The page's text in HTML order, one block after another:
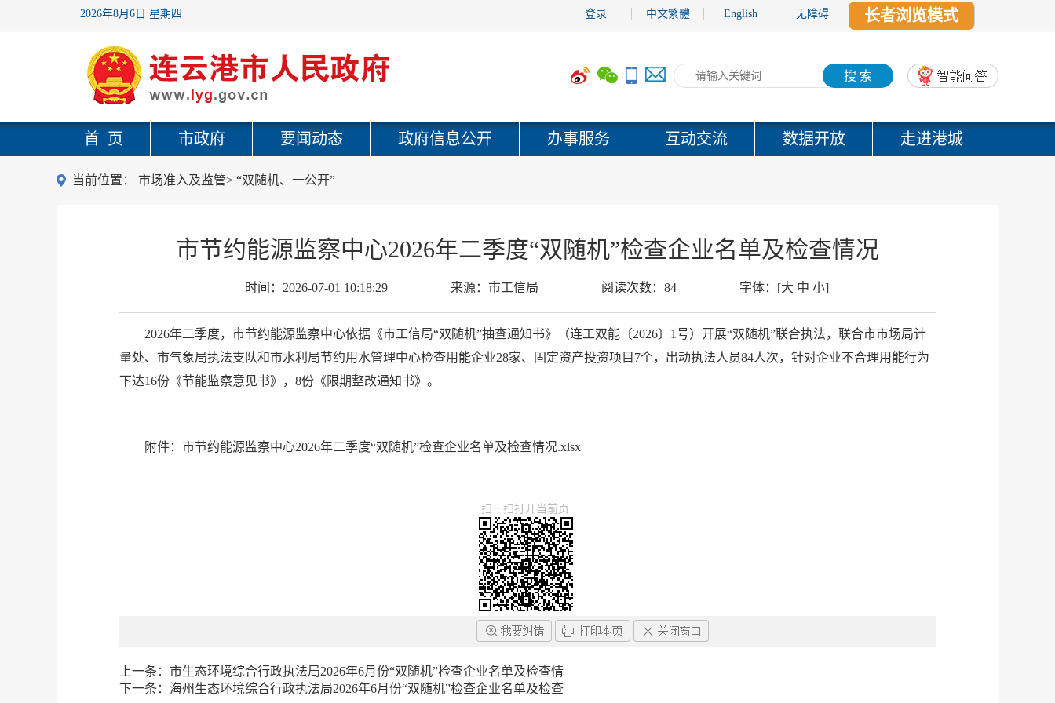
2026年8月6日 星期四 登录 中文繁體 English 无障碍 长者浏览模式
搜 索
首 页 市政府 要闻动态 政府信息公开 办事服务 互动交流 数据开放 走进港城
当前位置： 市场准入及监管> “双随机、一公开”
市节约能源监察中心2026年二季度“双随机”检查企业名单及检查情况
时间： 2026-07-01 10:18:29 来源： 市工信局 阅读次数： 84 字体： [大 中 小]
2026年二季度，市节约能源监察中心依据《市工信局“双随机”抽查通知书》（连工双能〔2026〕1号）开展“双随机”联合执法，联合市市场局计
量处、市气象局执法支队和市水利局节约用水管理中心检查用能企业28家、固定资产投资项目7个，出动执法人员84人次，针对企业不合理用能行为
下达16份《节能监察意见书》，8份《限期整改通知书》。
附件： 市节约能源监察中心2026年二季度“双随机”检查企业名单及检查情况.xlsx
扫一扫打开当前页
上一条： 市生态环境综合行政执法局2026年6月份“双随机”检查企业名单及检查情
下一条： 海州生态环境综合行政执法局2026年6月份“双随机”检查企业名单及检查